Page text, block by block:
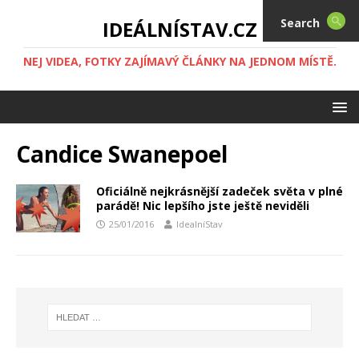
IDEÁLNÍSTAV.CZ
NEJ VIDEA, FOTKY ZAJÍMAVÝ ČLÁNKY NA JEDNOM MÍSTĚ.
Candice Swanepoel
Oficiálně nejkrásnější zadeček světa v plné
parádě! Nic lepšího jste ještě neviděli
25/01/2016 IdealníStav
Search